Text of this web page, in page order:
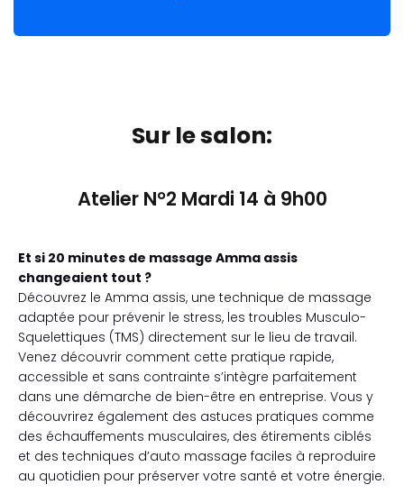
Sur le salon:
Atelier N°2 Mardi 14 à 9h00
Et si 20 minutes de massage Amma assis
changeaient tout ?
Découvrez le Amma assis, une technique de massage
adaptée pour prévenir le stress, les troubles Musculo-
Squelettiques (TMS) directement sur le lieu de travail.
Venez découvrir comment cette pratique rapide,
accessible et sans contrainte s’intègre parfaitement
dans une démarche de bien-être en entreprise. Vous y
découvrirez également des astuces pratiques comme
des échauffements musculaires, des étirements ciblés
et des techniques d’auto massage faciles à reproduire
au quotidien pour préserver votre santé et votre énergie.